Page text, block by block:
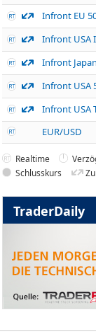
Infront EU
Infront USA
Infront
Infront USA
Infront USA
EUR/USD
Realtime
Schlusskurs
TraderDaily